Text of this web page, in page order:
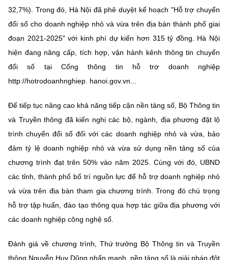
32,7%). Trong đó, Hà Nội đã phê duyệt kế hoạch "Hỗ trợ chuyển
đổi số cho doanh nghiệp nhỏ và vừa trên địa bàn thành phố giai
đoạn 2021-2025" với kinh phí dự kiến hơn 315 tỷ đồng. Hà Nội
hiện đang nâng cấp, tích hợp, vận hành kênh thông tin chuyển
đổi số tại Cổng thông tin hỗ trợ doanh nghiệp
http://hotrodoanhnghiep. hanoi.gov.vn...
Để tiếp tục nâng cao khả năng tiếp cận nền tảng số, Bộ Thông tin
và Truyền thông đã kiến nghị các bộ, ngành, địa phương đặt lộ
trình chuyển đổi số đối với các doanh nghiệp nhỏ và vừa, bảo
đảm tỷ lệ doanh nghiệp nhỏ và vừa sử dụng nền tảng số của
chương trình đạt trên 50% vào năm 2025. Cùng với đó, UBND
các tỉnh, thành phố bố trí nguồn lực để hỗ trợ doanh nghiệp nhỏ
và vừa trên địa bàn tham gia chương trình. Trong đó chú trọng
hỗ trợ tập huấn, đào tạo thông qua hợp tác giữa địa phương với
các doanh nghiệp công nghệ số.
Đánh giá về chương trình, Thứ trưởng Bộ Thông tin và Truyền
thông Nguyễn Huy Dũng nhấn mạnh, nền tảng số là giải pháp đột